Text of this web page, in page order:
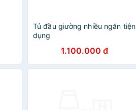
Tủ đầu giường nhiều ngăn tiện
dụng
1.100.000 đ